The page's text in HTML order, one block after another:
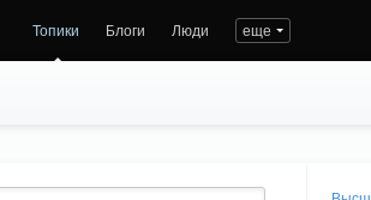
Топики Блоги Люди еще